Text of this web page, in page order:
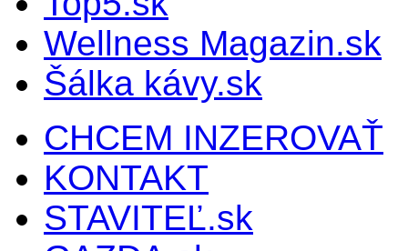
Wellness Magazin.sk
Šálka kávy.sk
CHCEM INZEROVAŤ
KONTAKT
STAVITEĽ.sk